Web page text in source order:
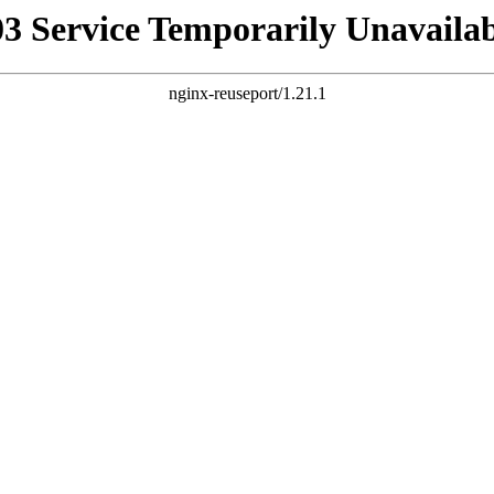
Service Temporarily
nginx-reuseport/1.21.1